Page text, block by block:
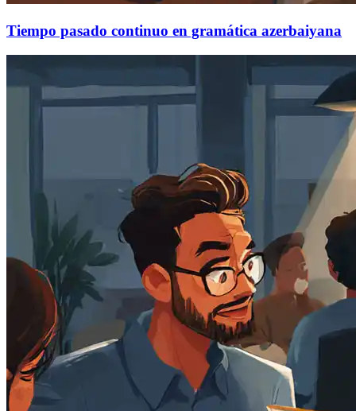
Tiempo pasado continuo en gramática azerbaiyana